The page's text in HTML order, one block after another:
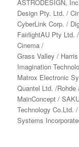
ASTRODESIGN,
Design Pty. Ltd. /
CyberLink Corp. /
FairlightAU Pty Ltd.
Cinema /
Grass Valley /
Imagination
Matrox Electronic
Quantel Ltd. /Rohde
MainConcept /
Technology Co.Ltd.
Systems